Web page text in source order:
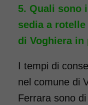
Noleggio
55 cm,
portata
Quali sono
sedia a
di Voghiera in
I tempi di
nel comune di
Ferrara sono di